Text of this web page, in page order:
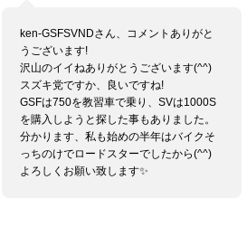
ken-GSFSVNDさん、コメントありがと
うございます!
沢山のイイねありがとうございます(^^)
スズキ党ですか、良いですね!
GSFは750を教習車で乗り、SVは1000S
を購入しようと探した事もありました。
分かります、私も始めの半年はバイクそ
っちのけでロードスターでしたから(^^)
よろしくお願い致します✨️